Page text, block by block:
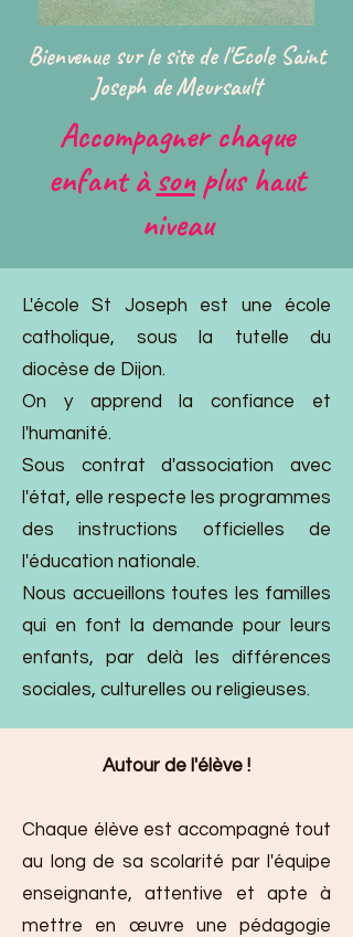
Bienvenue sur le site de l'Ecole Saint
Joseph de Meursault
Accompagner chaque
enfant àsonplus haut
niveau
L'école St Joseph est une école
catholique, sous la tutelle du
diocèse de Dijon.
On y apprend la confiance et
l'humanité.
Sous contrat d'association avec
l'état, elle respecte les programmes
des instructions officielles de
l'éducation nationale.
Nous accueillons toutes les familles
qui en font la demande pour leurs
enfants, par delà les différences
sociales, culturelles ou religieuses.
Autour de l'élève !
Chaque élève est accompagné tout
au long de sa scolarité par l'équipe
enseignante, attentive et apte à
mettre en œuvre une pédagogie